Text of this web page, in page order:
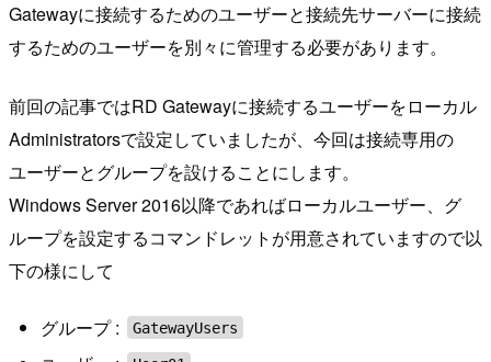
Gatewayに接続するためのユーザーと接続先サーバーに接続
するためのユーザーを別々に管理する必要があります。
前回の記事ではRD Gatewayに接続するユーザーをローカル
Administratorsで設定していましたが、今回は接続専用の
ユーザーとグループを設けることにします。
Windows Server 2016以降であればローカルユーザー、グ
ループを設定するコマンドレットが用意されていますので以
下の様にして
グループ : GatewayUsers